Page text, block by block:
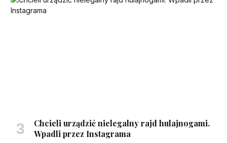
Chcieli urządzić nielegalny rajd hulajnogami.
Wpadli przez Instagrama